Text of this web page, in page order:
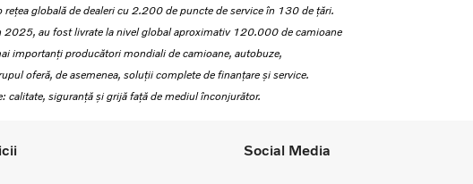
globală de dealeri cu 2.200 de puncte de service în 130 de țări.
2025, au fost livrate la nivel global aproximativ 120.000 de camioane
importanți producători mondiali de camioane, autobuze,
oferă, de asemenea, soluții complete de finanțare și service.
calitate, siguranță și grijă față de mediul înconjurător.
Social Media